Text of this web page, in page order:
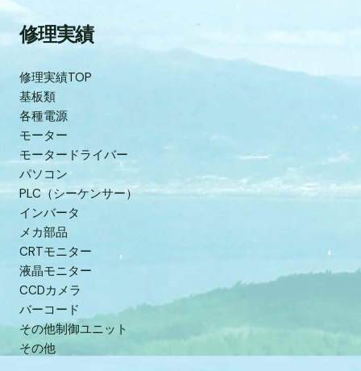
修理実績
修理実績TOP
基板類
各種電源
モーター
モータードライバー
パソコン
PLC（シーケンサー）
インバータ
メカ部品
CRTモニター
液晶モニター
CCDカメラ
バーコード
その他制御ユニット
その他